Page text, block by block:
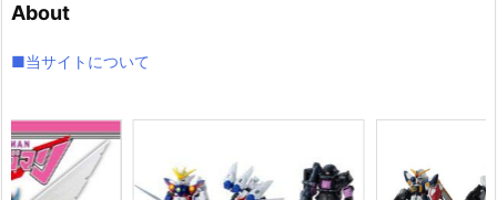
ブ
About
■当サイトについて